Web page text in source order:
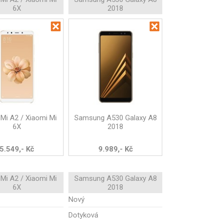
6X
2018
A2 / Xiaomi Mi
6X
Kč
Samsung A530 Galaxy A8
2018
9.989,- Kč
A2 / Xiaomi Mi
6X
Samsung A530 Galaxy A8
2018
Nový
Dotyková